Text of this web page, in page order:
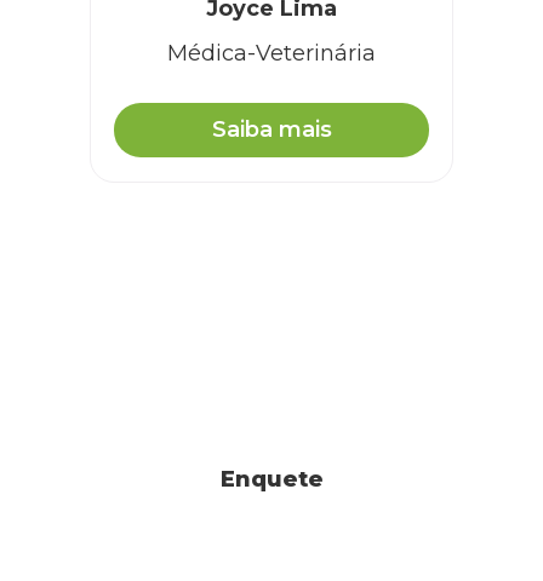
Joyce Lima
Médica-Veterinária
Saiba mais
Enquete